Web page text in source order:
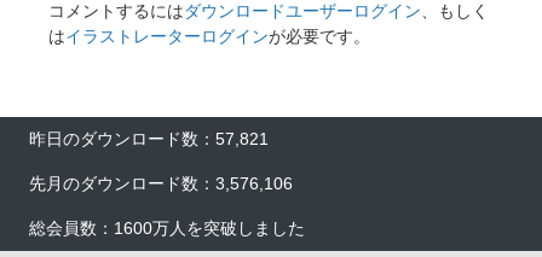
コメントするにはダウンロードユーザーログイン、もしく
はイラストレーターログインが必要です。
昨日のダウンロード数：57,821
先月のダウンロード数：3,576,106
総会員数：1600万人を突破しました